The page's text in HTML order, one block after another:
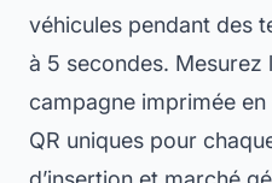
véhicules pendant des
à 5 secondes. Mesurez
campagne imprimée
QR uniques pour